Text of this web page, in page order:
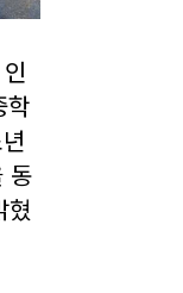
학
동
혔